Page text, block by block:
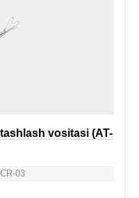
vositasi (AT-
03